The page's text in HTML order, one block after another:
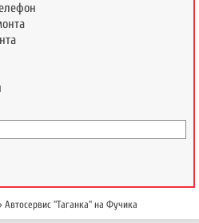
Автосервис ''Таганка'' на Фучика